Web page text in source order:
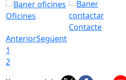
Oficines
Contacte
AnteriorSegüent
1
2